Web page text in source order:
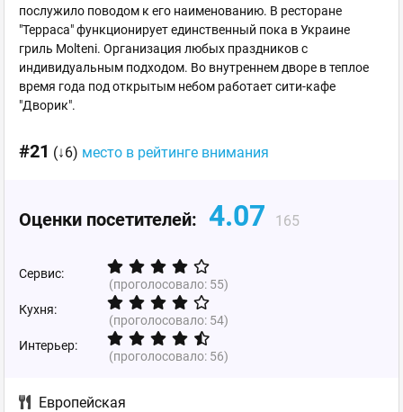
послужило поводом к его наименованию. В ресторане
"Терраса" функционирует единственный пока в Украине
гриль Molteni. Организация любых праздников с
индивидуальным подходом. Во внутреннем дворе в теплое
время года под открытым небом работает сити-кафе
"Дворик".
#21 (↓6) место в рейтинге внимания
Оценки посетителей: 4.07 165
Сервис:
(проголосовало: 55)
Кухня:
(проголосовало: 54)
Интерьер:
(проголосовало: 56)
Европейская